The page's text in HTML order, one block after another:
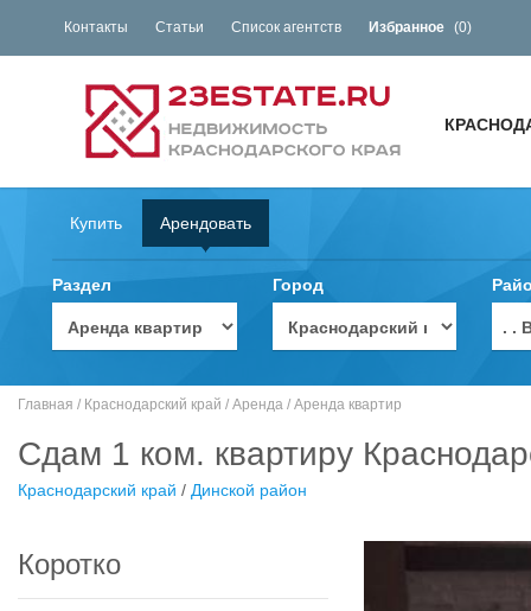
Контакты Статьи Список агентств Избранное (0)
Купить Арендовать
Раздел Город
. .
Главная / Краснодарский край / Аренда / Аренда квартир
Сдам 1 ком. квартиру
Краснодарский край / Динской район
Коротко